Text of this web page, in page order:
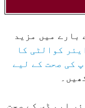
بارے میں مزید
کوالٹی کا
کی صحت کے لیے